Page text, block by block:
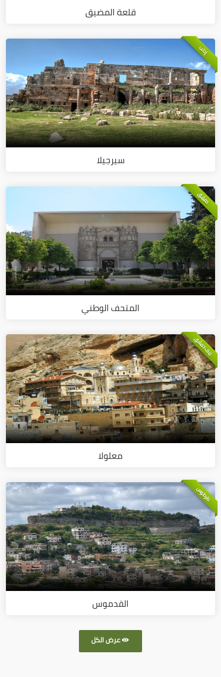
قلعة المضيق
إدلب
سيرجيلا
دمشق
المتحف الوطني
ريف دمشق
معلولا
طرطوس
القدموس
عرض الكل